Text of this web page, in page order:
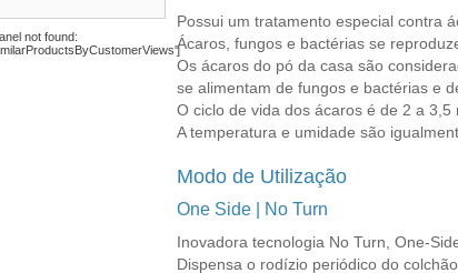
not found:
Possui um tratamento especial contra
Ácaros, fungos e bactérias se
Os ácaros do pó da casa são
se alimentam de fungos e bactérias e
O ciclo de vida dos ácaros é de 2 a
A temperatura e umidade são
Modo de Utilização
One Side | No Turn
Inovadora tecnologia No Turn, One-
Dispensa o rodízio periódico do